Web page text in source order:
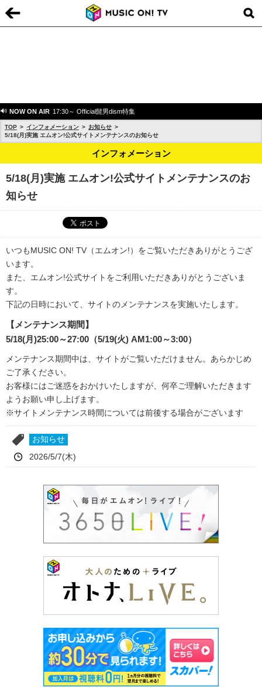
NOW ON AIR 17:30～ Official髭男dism特集
TOP インフォメーション
お知らせ
5/18(月)実施 エムオン!公式サイトメンテナンスのお知らせ
インフォメーション
5/18(月)実施 エムオン!公式サイトメンテナンスのお
知らせ
いつもMUSIC ON! TV（エムオン!）をご覧いただきありがとうござ
います。
また、エムオン!公式サイトをご利用いただきありがとうございま
す。
下記の日時において、サイトのメンテナンスを実施いたします。
【メンテナンス期間】
5/18(月)25:00～27:00（5/19(火) AM1:00～3:00）
メンテナンス期間中は、サイトがご覧いただけません。あらかじめ
ご了承ください。
お客様にはご迷惑をおかけいたしますが、何卒ご理解いただきます
ようお願い申し上げます。
※サイトメンテナンス時間については前後する場合がございます
お知らせ
2026/5/7(木)